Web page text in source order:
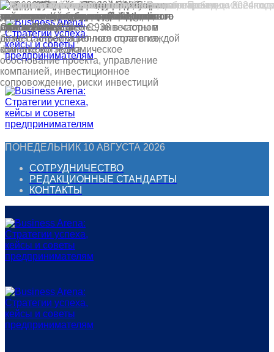
Перейти
к
контенту
ПОНЕДЕЛЬНИК 10 АВГУСТА 2026
СОТРУДНИЧЕСТВО
РЕДАКЦИОННЫЕ СТАНДАРТЫ
КОНТАКТЫ